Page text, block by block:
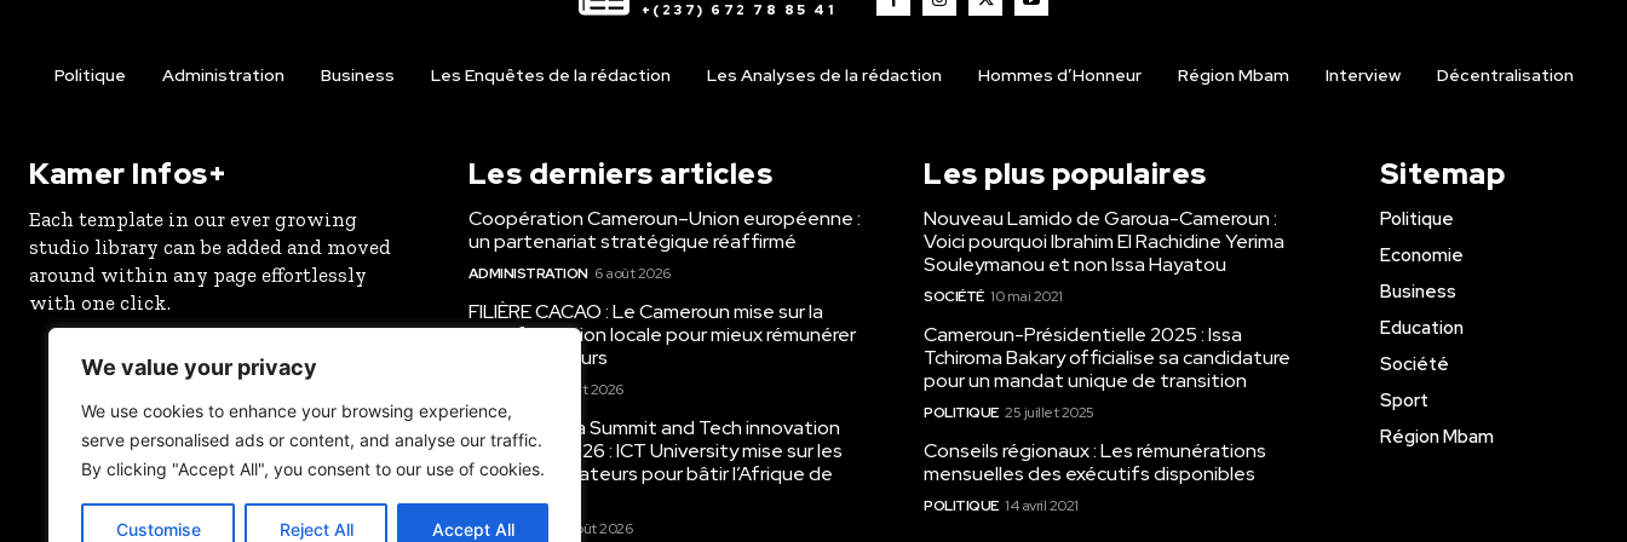
We value your privacy
We use cookies to enhance your browsing experience,
serve personalised ads or content, and analyse our traffic.
By clicking "Accept All", you consent to our use of cookies.
Customise Reject All Accept All
+(237) 672 78 85 41
Politique Administration Business Les Enquêtes de la rédaction Les Analyses de la rédaction Hommes d’Honneur Région Mbam Interview Décentralisation
Kamer Infos+
Each template in our ever growing
studio library can be added and moved
around within any page effortlessly
with one click.
Les derniers articles
Coopération Cameroun–Union européenne :
un partenariat stratégique réaffirmé
ADMINISTRATION 6 août 2026
FILIÈRE CACAO : Le Cameroun mise sur la
transformation locale pour mieux rémunérer
les producteurs
5 août 2026
ICT for Africa Summit and Tech innovation
challenge 2026 : ICT University mise sur les
jeunes innovateurs pour bâtir l’Afrique de
EDUCATION 5 août 2026
Les plus populaires
Nouveau Lamido de Garoua-Cameroun :
Voici pourquoi Ibrahim El Rachidine Yerima
Souleymanou et non Issa Hayatou
SOCIÉTÉ 10 mai 2021
Cameroun-Présidentielle 2025 : Issa
Tchiroma Bakary officialise sa candidature
pour un mandat unique de transition
POLITIQUE 25 juillet 2025
Conseils régionaux : Les rémunérations
mensuelles des exécutifs disponibles
POLITIQUE 14 avril 2021
Sitemap
Politique
Economie
Business
Education
Société
Sport
Région Mbam